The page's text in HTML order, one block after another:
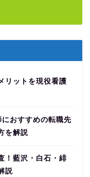
リットを現役看護
におすすめの転職先
を解説
！藍沢・白石・緋
説